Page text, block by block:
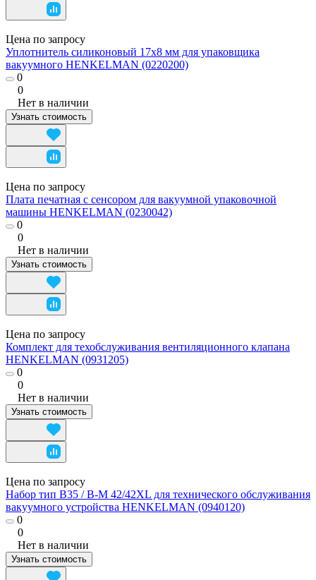
Цена по запросу
Уплотнитель силиконовый 17х8 мм для упаковщика
вакуумного HENKELMAN (0220200)
0
0
Нет в наличии
Узнать стоимость
Цена по запросу
Плата печатная с сенсором для вакуумной упаковочной
машины HENKELMAN (0230042)
0
0
Нет в наличии
Узнать стоимость
Цена по запросу
Комплект для техобслуживания вентиляционного клапана
HENKELMAN (0931205)
0
0
Нет в наличии
Узнать стоимость
Цена по запросу
Набор тип B35 / B-M 42/42XL для технического обслуживания
вакуумного устройства HENKELMAN (0940120)
0
0
Нет в наличии
Узнать стоимость